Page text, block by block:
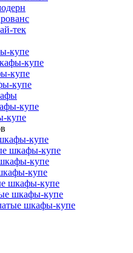
тек
купе
купе
купе
купе
купе
купе
купе
шкафы-купе
купе
купе
шкафы-купе
шкафы-купе
шкафы-купе